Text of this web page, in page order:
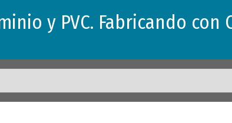
y PVC. Fabricando con